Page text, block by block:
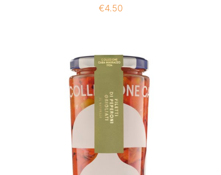
€4.50